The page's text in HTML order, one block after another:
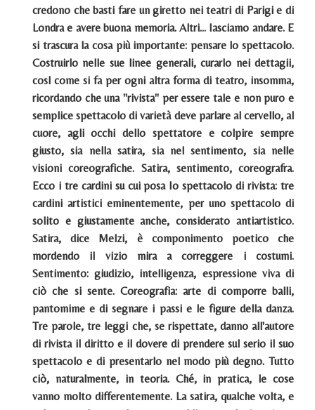
credono che basti fare un giretto nei teatri di Parigi e di
Londra e avere buona memoria. Altri... Iasciamo andare. E
si trascura la cosa più importante: pensare lo spettacolo.
Costruirlo nelle sue linee generali, curarlo nei dettagii,
cosl come si fa per ogni altra forma di teatro, insomma,
ricordando che una "rivista" per essere tale e non puro e
semplice spettacolo di varietà deve parlare al cervello, al
cuore, agli occhi dello spettatore e colpire sempre
giusto, sia nella satira, sia nel sentimento, sia nelle
visioni coreografiche. Satira, sentimento, coreografra.
Ecco i tre cardini su cui posa Io spettacolo di rivista: tre
cardini artistici eminentemente, per uno spettacolo di
solito e giustamente anche, considerato antiartistico.
Satira, dice Melzi, è componimento poetico che
mordendo il vizio mira a correggere i costumi.
Sentimento: giudizio, intelligenza, espressione viva di
ciò che si sente. Coreografia: arte di comporre balli,
pantomime e di segnare i passi e le figure della danza.
Tre parole, tre leggi che, se rispettate, danno all'autore
di rivista il diritto e il dovere di prendere sul serio il suo
spettacolo e di presentarlo nel modo più degno. Tutto
ciò, naturalmente, in teoria. Ché, in pratica, le cose
vanno molto differentemente. La satira, qualche volta, e